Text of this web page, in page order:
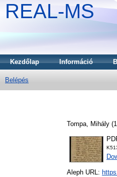
REAL-MS
Kezdőlap Információ
Belépés
Tompa, Mihály
Aleph URL: